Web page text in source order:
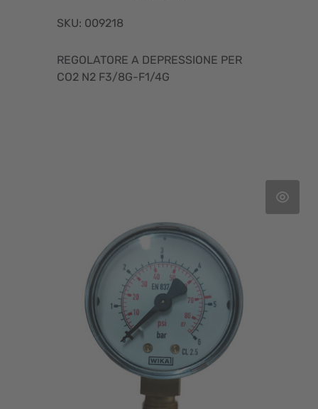
SKU: 009218
REGOLATORE A DEPRESSIONE PER
CO2 N2 F3/8G-F1/4G